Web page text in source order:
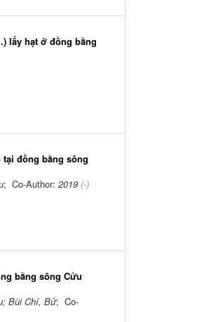
lấy hạt ở đồng bằng
đồng bằng sông
; Co-Author: 2019(-)
bằng sông Cửu
Bùi Chí, Bử; Co-